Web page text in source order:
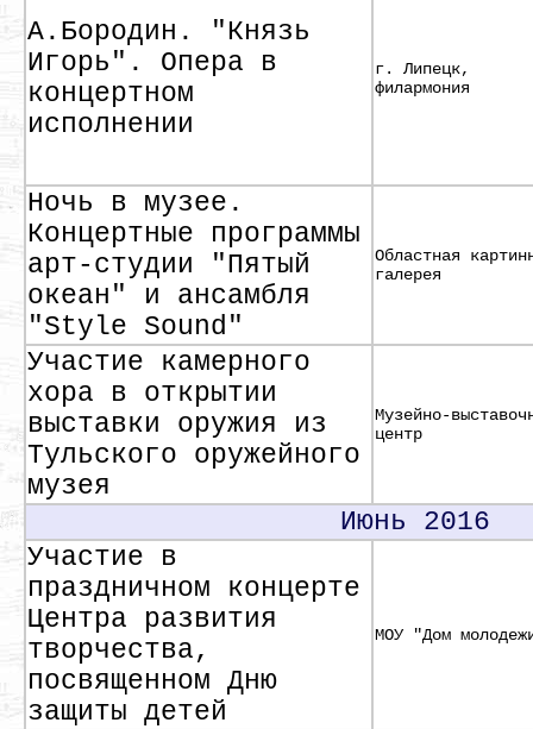
А.Бородин. "Князь
Игорь". Опера в
концертном
исполнении
г. Липецк,
филармония
Ночь в музее.
Концертные программы
арт-студии "Пятый
океан" и ансамбля
"Style Sound"
Областная
галерея
Участие камерного
хора в открытии
выставки оружия из
Тульского оружейного
музея
Музейно-
центр
Июнь 2016
Участие в
праздничном концерте
Центра развития
творчества,
посвященном Дню
защиты детей
МОУ "Дом